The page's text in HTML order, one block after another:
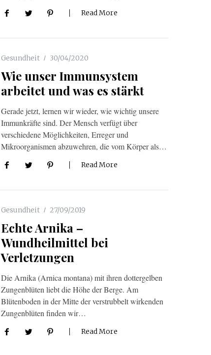
Read More
Gesundheit 30/04/2020
Wie unser Immunsystem
arbeitet und was es stärkt
Gerade jetzt, lernen wir wieder, wie wichtig unsere
Immunkräfte sind. Der Mensch verfügt über
verschiedene Möglichkeiten, Erreger und
Mikroorganismen abzuwehren, die vom Körper als…
Read More
Gesundheit 27/09/2019
Echte Arnika –
Wundheilmittel bei
Verletzungen
Die Arnika (Arnica montana) mit ihren dottergelben
Zun­genblüten liebt die Höhe der Berge. Am
Blütenboden in der Mitte der verstrubbelt wirkenden
Zungenblüten finden wir…
Read More